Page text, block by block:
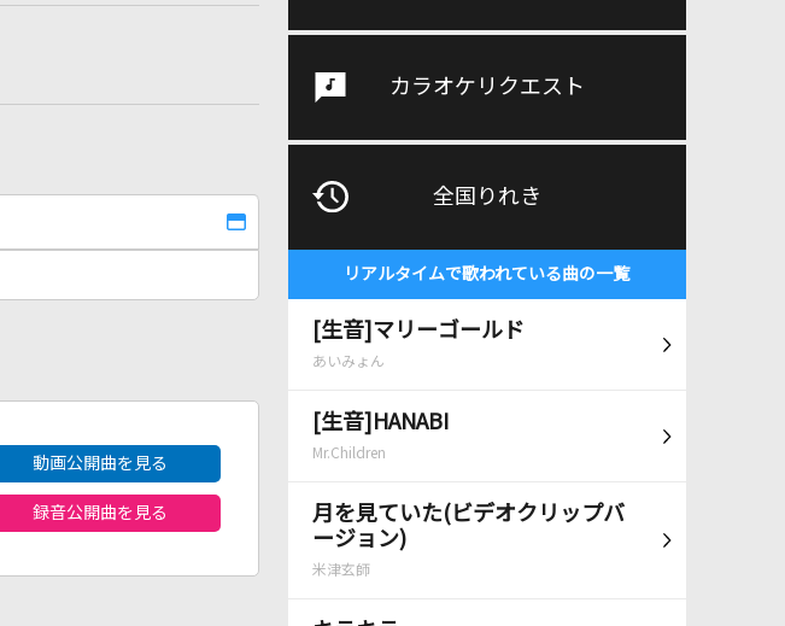
カラオケリクエスト
全国りれき
リアルタイムで歌われている曲の一覧
[生音]マリーゴールド
あいみょん
[生音]HANABI
Mr.Children
月を見ていた(ビデオクリップバ
ージョン)
米津玄師
動画公開曲を見る
録音公開曲を見る